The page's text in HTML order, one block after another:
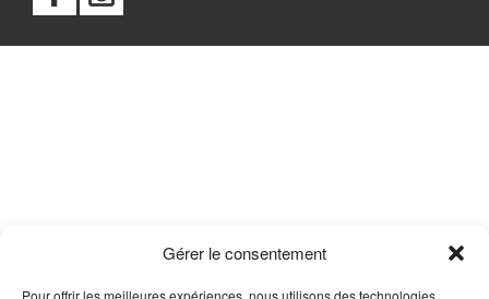
Gérer le consentement
Pour offrir les meilleures expériences, nous utilisons des technologies